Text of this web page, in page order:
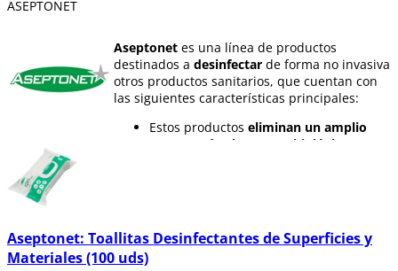
ASEPTONET
Aseptonet es una línea de productos
destinados a desinfectar de forma no invasiva
otros productos sanitarios, que cuentan con
las siguientes características principales:
Estos productos eliminan un amplio
espectro de elementos biológicos.
Aseptonet: Toallitas Desinfectantes de Superficies y
Materiales (100 uds)